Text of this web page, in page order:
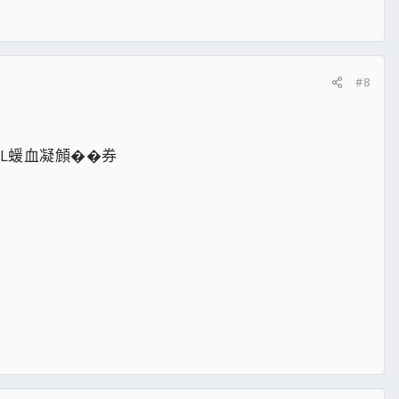
#8
蝯血凝頠��券